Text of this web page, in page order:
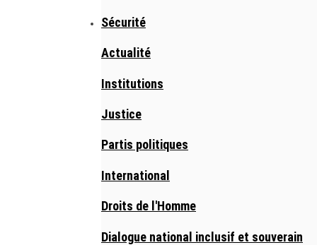
Sécurité
Actualité
Institutions
Justice
Partis politiques
International
Droits de l'Homme
Dialogue national inclusif et souverain